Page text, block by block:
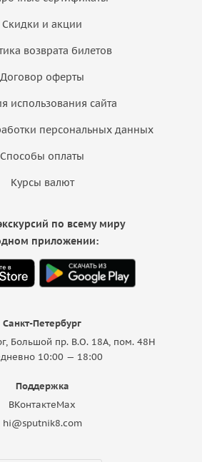
Скидки и акции
возврата билетов
Договор оферты
использования сайта
персональных данных
Способы оплаты
Курсы валют
Санкт-Петербург
Большой пр. В.О. 18A, пом. 48Н
10:00 — 18:00
Поддержка
ВКонтактеMax
hi@sputnik8.com
по всему миру
приложении: